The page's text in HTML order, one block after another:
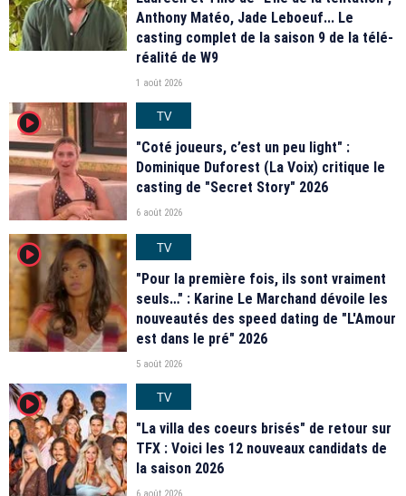
Anthony Matéo, Jade Leboeuf... Le
casting complet de la saison 9 de la télé-
réalité de W9
1 août 2026
player2
TV
"Coté joueurs, c’est un peu light" :
Dominique Duforest (La Voix) critique le
casting de "Secret Story" 2026
6 août 2026
player2
TV
"Pour la première fois, ils sont vraiment
seuls…" : Karine Le Marchand dévoile les
nouveautés des speed dating de "L'Amour
est dans le pré" 2026
5 août 2026
player2
TV
"La villa des coeurs brisés" de retour sur
TFX : Voici les 12 nouveaux candidats de
la saison 2026
6 août 2026